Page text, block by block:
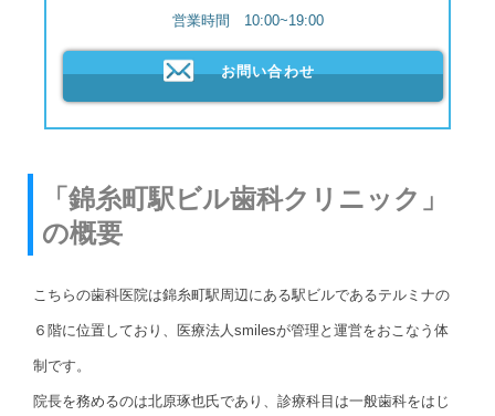
営業時間 10:00~19:00
お問い合わせ
「錦糸町駅ビル歯科クリニック」
の概要
こちらの歯科医院は錦糸町駅周辺にある駅ビルであるテルミナの
６階に位置しており、医療法人smilesが管理と運営をおこなう体
制です。
院長を務めるのは北原琢也氏であり、診療科目は一般歯科をはじ